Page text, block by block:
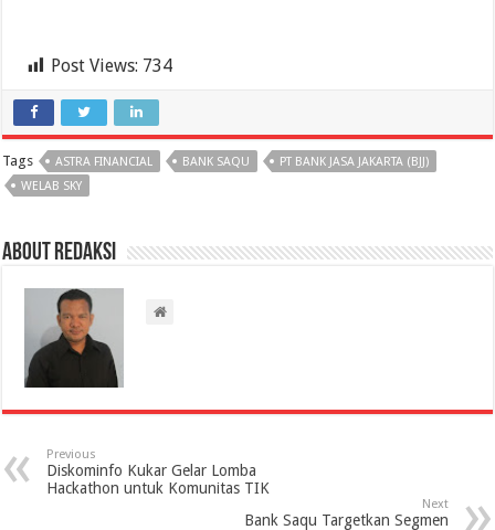
Post Views: 734
Tags ASTRA FINANCIAL BANK SAQU
PT BANK JASA JAKARTA (BJJ)
WELAB SKY
About Redaksi
Previous
Diskominfo Kukar Gelar Lomba
Hackathon untuk Komunitas TIK
Next
Bank Saqu Targetkan Segmen